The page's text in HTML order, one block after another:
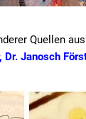
Quellen
Dr. Janosch